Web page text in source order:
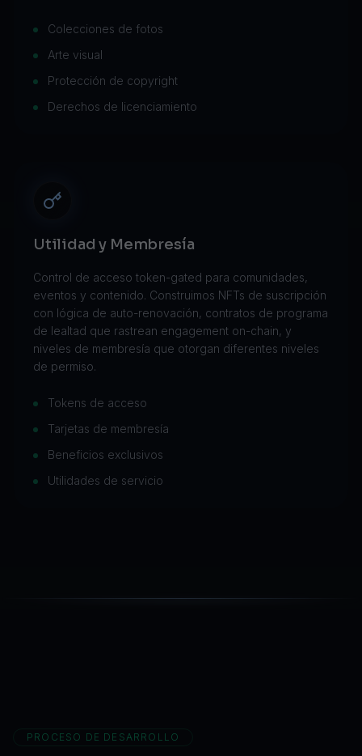
Colecciones de fotos
Arte visual
Protección de copyright
Derechos de licenciamiento
Utilidad y Membresía
Control de acceso token-gated para comunidades,
eventos y contenido. Construimos NFTs de suscripción
con lógica de auto-renovación, contratos de programa
de lealtad que rastrean engagement on-chain, y
niveles de membresía que otorgan diferentes niveles
de permiso.
Tokens de acceso
Tarjetas de membresía
Beneficios exclusivos
Utilidades de servicio
PROCESO DE DESARROLLO